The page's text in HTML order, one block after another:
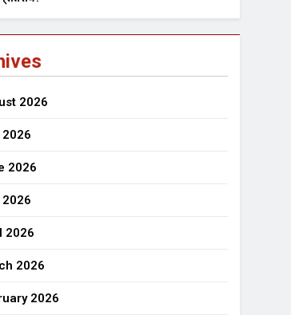
3 Years Ago
सफरनामा : आन्दोलन से उपजे सवाल
2026
2026
2026
2026
2026
2026